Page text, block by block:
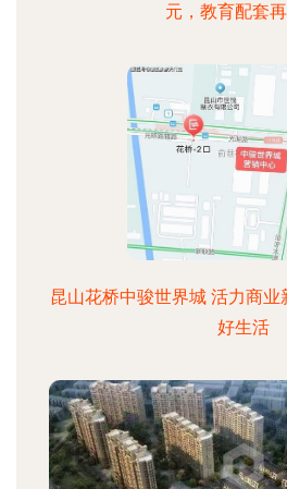
元，教育配套
昆山花桥中骏世界城 活力商
好生活